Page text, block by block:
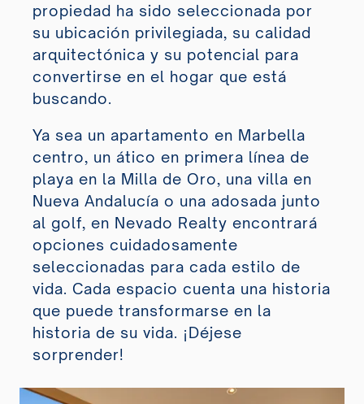
propiedad ha sido seleccionada por
su ubicación privilegiada, su calidad
arquitectónica y su potencial para
convertirse en el hogar que está
buscando.
Ya sea un apartamento en Marbella
centro, un ático en primera línea de
playa en la Milla de Oro, una villa en
Nueva Andalucía o una adosada junto
al golf, en Nevado Realty encontrará
opciones cuidadosamente
seleccionadas para cada estilo de
vida. Cada espacio cuenta una historia
que puede transformarse en la
historia de su vida. ¡Déjese
sorprender!